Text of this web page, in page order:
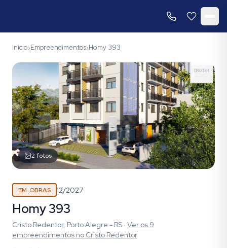
Início›Empreendimentos›Homy 393
2 fotos
EM OBRAS 12/2027
Homy 393
Cristo Redentor, Porto Alegre - RS · Ver os 9
empreendimentos no Cristo Redentor